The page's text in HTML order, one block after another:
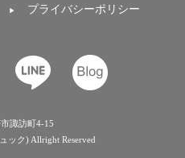
プライバシーポリシー
諏訪町4-15
ック) Allright Reserved